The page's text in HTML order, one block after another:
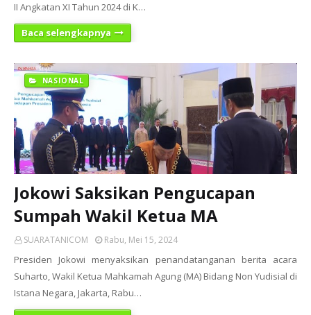
II Angkatan XI Tahun 2024 di K…
Baca selengkapnya
NASIONAL
Jokowi Saksikan Pengucapan
Sumpah Wakil Ketua MA
SUARATANICOM Rabu, Mei 15, 2024
Presiden Jokowi menyaksikan penandatanganan berita acara
Suharto, Wakil Ketua Mahkamah Agung (MA) Bidang Non Yudisial di
Istana Negara, Jakarta, Rabu…